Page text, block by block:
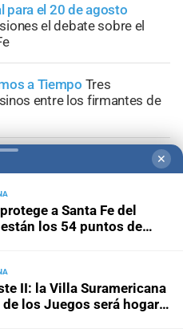
para el 20 de agosto
el debate sobre el
a Tiempo Tres
entre los firmantes de
La adaptación climática:
Fe y el sur global
viaja a Chile con agenda
de Rosario
✕
a Santa Fe del
los 54 puntos de
II: la Villa Suramericana
los Juegos será hogar